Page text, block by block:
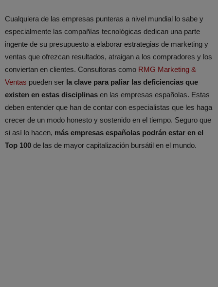
Cualquiera de las empresas punteras a nivel mundial lo sabe y
especialmente las compañías tecnológicas dedican una parte
ingente de su presupuesto a elaborar estrategias de marketing y
ventas que ofrezcan resultados, atraigan a los compradores y los
conviertan en clientes. Consultoras como RMG Marketing &
Ventas pueden ser la clave para paliar las deficiencias que
existen en estas disciplinas en las empresas españolas. Estas
deben entender que han de contar con especialistas que les haga
crecer de un modo honesto y sostenido en el tiempo. Seguro que
si así lo hacen, más empresas españolas podrán estar en el
Top 100 de las de mayor capitalización bursátil en el mundo.